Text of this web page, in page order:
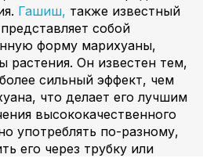
Гашиш, также известный
собой
форму марихуаны,
растения. Он известен тем,
сильный эффект, чем
что делает его лучшим
высококачественного
употреблять по-разному,
его через трубку или